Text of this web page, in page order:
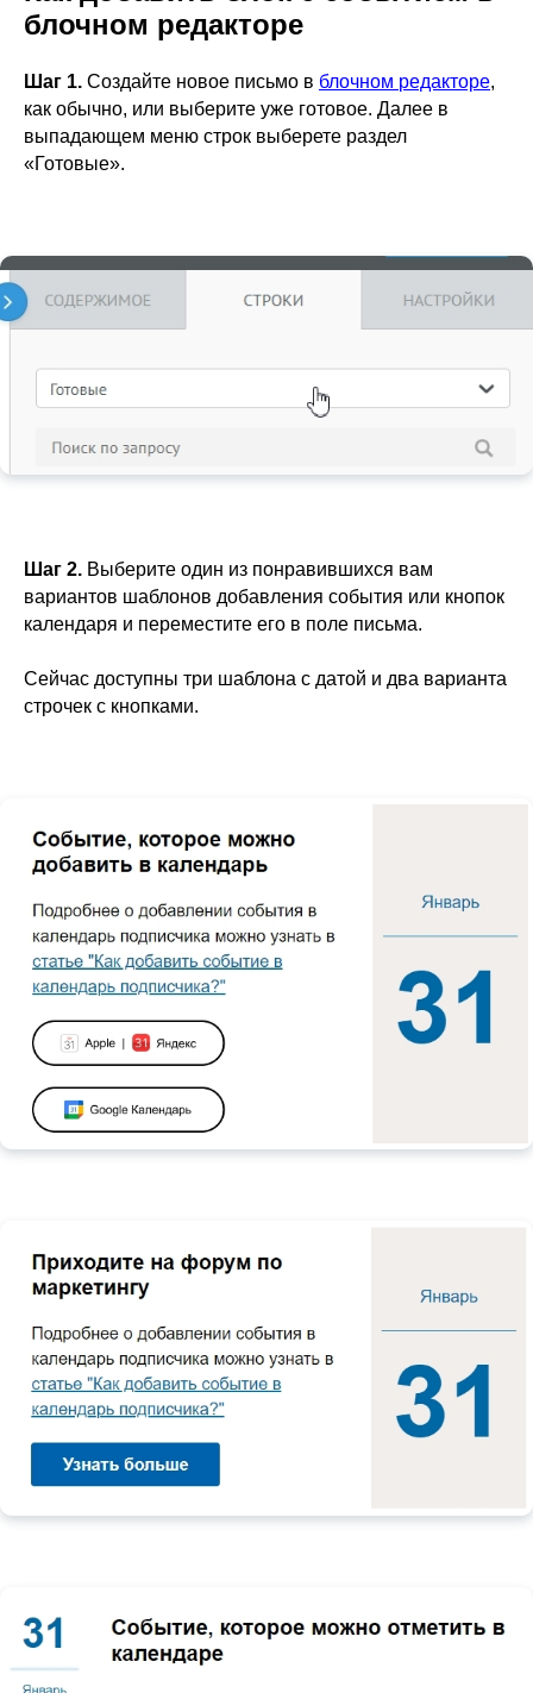
блочном редакторе
Шаг 1. Создайте новое письмо в блочном редакторе,
как обычно, или выберите уже готовое. Далее в
выпадающем меню строк выберете раздел
«Готовые».
Шаг 2. Выберите один из понравившихся вам
вариантов шаблонов добавления события или кнопок
календаря и переместите его в поле письма.
Сейчас доступны три шаблона с датой и два варианта
строчек с кнопками.